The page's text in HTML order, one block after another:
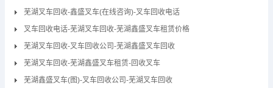
芜湖叉车回收-鑫盛叉车(在线咨询)-叉车回收电话
叉车回收电话-芜湖叉车回收-芜湖鑫盛叉车租赁价格
芜湖叉车回收-叉车回收公司-芜湖鑫盛叉车回收
芜湖叉车回收-芜湖鑫盛叉车租赁-回收叉车
芜湖鑫盛叉车(图)-叉车回收公司-芜湖叉车回收